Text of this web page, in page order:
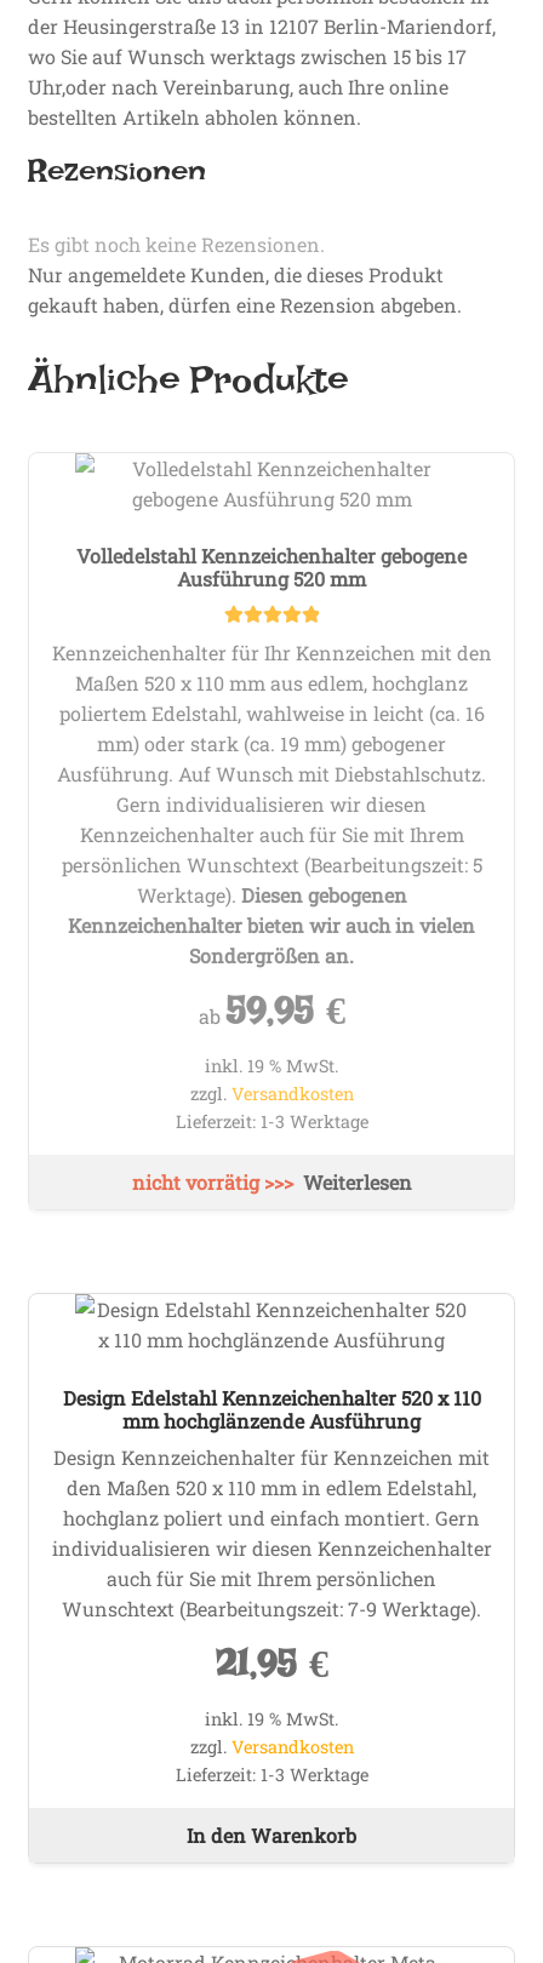
der Heusingerstraße 13 in 12107 Berlin-Mariendorf,
wo Sie auf Wunsch werktags zwischen 15 bis 17
Uhr,oder nach Vereinbarung, auch Ihre online
bestellten Artikeln abholen können.
Rezensionen
Es gibt noch keine Rezensionen.
Nur angemeldete Kunden, die dieses Produkt
gekauft haben, dürfen eine Rezension abgeben.
Ähnliche Produkte
Volledelstahl Kennzeichenhalter gebogene
Ausführung 520 mm
Kennzeichenhalter für Ihr Kennzeichen mit den
Maßen 520 x 110 mm aus edlem, hochglanz
poliertem Edelstahl, wahlweise in leicht (ca. 16
mm) oder stark (ca. 19 mm) gebogener
Ausführung. Auf Wunsch mit Diebstahlschutz.
Gern individualisieren wir diesen
Kennzeichenhalter auch für Sie mit Ihrem
persönlichen Wunschtext (Bearbeitungszeit: 5
Werktage). Diesen gebogenen
Kennzeichenhalter bieten wir auch in vielen
Sondergrößen an.
ab59,95€
inkl. 19 % MwSt.
zzgl. Versandkosten
Lieferzeit: 1-3 Werktage
Weiterlesen
Design Edelstahl Kennzeichenhalter 520 x 110
mm hochglänzende Ausführung
Design Kennzeichenhalter für Kennzeichen mit
den Maßen 520 x 110 mm in edlem Edelstahl,
hochglanz poliert und einfach montiert. Gern
individualisieren wir diesen Kennzeichenhalter
auch für Sie mit Ihrem persönlichen
Wunschtext (Bearbeitungszeit: 7-9 Werktage).
21,95€
inkl. 19 % MwSt.
zzgl. Versandkosten
Lieferzeit: 1-3 Werktage
In den Warenkorb